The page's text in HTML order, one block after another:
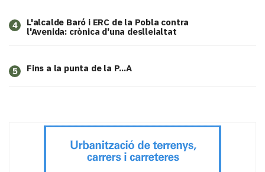
4
L'alcalde Baró i ERC de la Pobla contra
l'Avenida: crònica d'una deslleialtat
5 Fins a la punta de la P...A